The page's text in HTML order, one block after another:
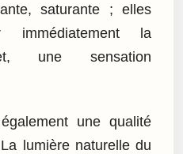
saturante ; elles
immédiatement la
une sensation
une qualité
lumière naturelle du